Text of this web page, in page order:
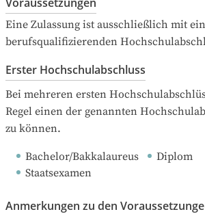
Eine Zulassung ist ausschließlich mit
berufsqualifizierenden
Erster Hochschulabschluss
Bei mehreren ersten
Regel einen der genannten
zu können.
Bachelor/Bakkalaureus
Diplom
Staatsexamen
Anmerkungen zu den